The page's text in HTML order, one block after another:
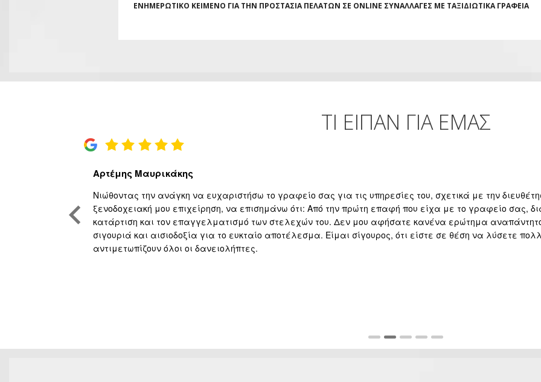
ΕΝΗΜΕΡΩΤΙΚΟ ΚΕΙΜΕΝΟ ΓΙΑ ΤΗΝ ΠΡΟΣΤΑΣΙΑ ΠΕΛΑΤΩΝ ΣΕ ONLINE ΣΥΝΑΛΛΑΓΕΣ ΜΕ ΤΑΞΙΔΙΩΤΙΚΑ ΓΡΑΦΕΙΑ
ΤΙ ΕΙΠΑΝ ΓΙΑ ΕΜΑΣ
Αρτέμης Μαυρικάκης
Νιώθοντας την ανάγκη να ευχαριστήσω το γραφείο σας για τις υπηρεσίες του, σχετικά με την
ξενοδοχειακή μου επιχείρηση, να επισημάνω ότι: Από την πρώτη επαφή που είχα με το γραφείο σας,
κατάρτιση και τον επαγγελματισμό των στελεχών του. Δεν μου αφήσατε κανένα ερώτημα
σιγουριά και αισιοδοξία για το ευκταίο αποτέλεσμα. Είμαι σίγουρος, ότι είστε σε θέση να λύσετε
αντιμετωπίζουν όλοι οι δανειολήπτες.